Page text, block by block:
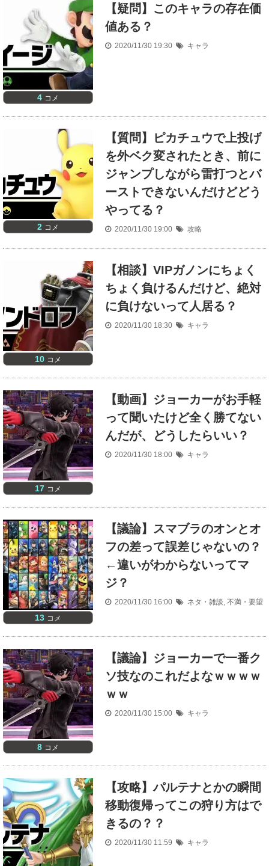
4 コメ
【疑問】このキャラの存在価
値ある？
2020/11/30 19:30 キャラ
2 コメ
【質問】ピカチュウで上投げ
を外ベク変されたとき、前に
ジャンプしながら雷打つとバ
ーストできないんだけどどう
やってる？
2020/11/30 19:00 攻略
10 コメ
【相談】VIPガノンにちょく
ちょく負けるんだけど、絶対
に負けないって人居る？
2020/11/30 18:30 キャラ
17 コメ
【動画】ジョーカーがお手軽
って聞いたけど全く勝てない
んだが、どうしたらいい？
2020/11/30 18:00 キャラ
13 コメ
【議論】スマブラのオンとオ
フの差って誤差じゃないの？
←違いがわからないってマ
ジ？
2020/11/30 16:00 ネタ・雑談, 不満・要望
8 コメ
【議論】ジョーカーで一番ク
ソ技なのこれだよなｗｗｗｗ
ｗｗ
2020/11/30 15:00 キャラ
【攻略】パルテナとかの瞬間
移動復帰ってこの狩り方はで
きるの？？
2020/11/30 11:59 キャラ